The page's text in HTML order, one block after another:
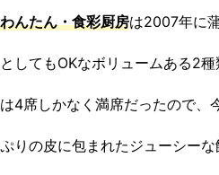
んたん・食彩厨房は2007年に
してもOKなボリュームある2種
4席しかなく満席だったので、
りの皮に包まれたジューシー